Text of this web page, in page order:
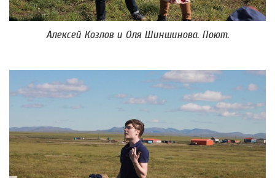
Алексей Козлов и Оля Шиншинова. Поют.